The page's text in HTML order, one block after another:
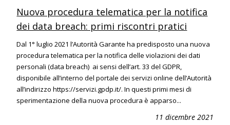
Nuova procedura telematica per la notifica
dei data breach: primi riscontri pratici
Dal 1° luglio 2021 l’Autorità Garante ha predisposto una nuova
procedura telematica per la notifica delle violazioni dei dati
personali (data breach) ai sensi dell’art. 33 del GDPR,
disponibile all’interno del portale dei servizi online dell’Autorità
all’indirizzo https://servizi.gpdp.it/. In questi primi mesi di
sperimentazione della nuova procedura è apparso...
11 dicembre 2021